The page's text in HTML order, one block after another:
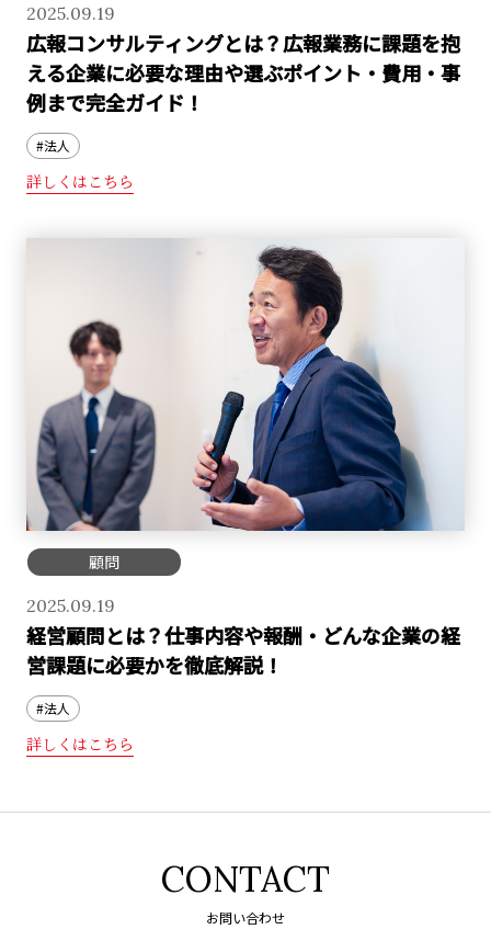
2025.09.19
広報コンサルティングとは？広報業務に課題を抱
える企業に必要な理由や選ぶポイント・費用・事
例まで完全ガイド！
#法人
詳しくはこちら
顧問
2025.09.19
経営顧問とは？仕事内容や報酬・どんな企業の経
営課題に必要かを徹底解説！
#法人
詳しくはこちら
CONTACT
お問い合わせ